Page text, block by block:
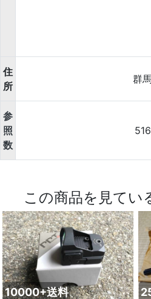
住
所
群
参
照
数
この商品を見てい
10000+送料